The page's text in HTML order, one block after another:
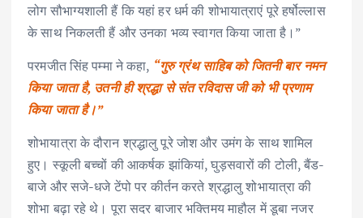
लोग सौभाग्यशाली हैं कि यहां हर धर्म की शोभायात्राएं पूरे हर्षोल्लास
के साथ निकलती हैं और उनका भव्य स्वागत किया जाता है।”
परमजीत सिंह पम्मा ने कहा, “गुरु ग्रंथ साहिब को जितनी बार नमन
किया जाता है, उतनी ही श्रद्धा से संत रविदास जी को भी प्रणाम
किया जाता है।”
शोभायात्रा के दौरान श्रद्धालु पूरे जोश और उमंग के साथ शामिल
हुए। स्कूली बच्चों की आकर्षक झांकियां, घुड़सवारों की टोली, बैंड-
बाजे और सजे-धजे टेंपो पर कीर्तन करते श्रद्धालु शोभायात्रा की
शोभा बढ़ा रहे थे। पूरा सदर बाजार भक्तिमय माहौल में डूबा नजर